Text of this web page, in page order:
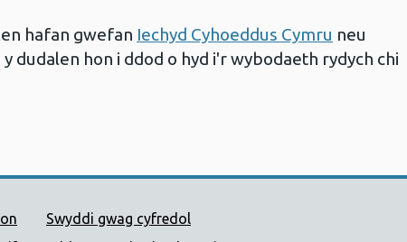
hafan gwefan Iechyd Cyhoeddus Cymru neu
dudalen hon i ddod o hyd i'r wybodaeth rydych chi
Cymru
Swyddi gwag cyfredol